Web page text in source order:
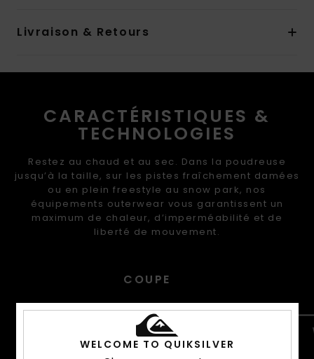
Livraison & Retours
CARACTÉRISTIQUES &
TECHNOLOGIES
Restez au chaud et au sec. Dans la poudreuse
jusqu’à la taille, sur les pistes fraîchement damées
ou en plein freestyle au snow park, nos
équipements outerwear vous garantissent un
maximum de chaleur, d’imperméabilité et de
liberté de mouvement.
COUPE
WELCOME TO QUIKSILVER